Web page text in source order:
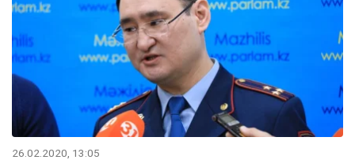
26.02.2020, 13:05